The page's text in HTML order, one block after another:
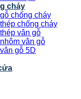
cháy
chống cháy
chống cháy
vân gỗ
vân gỗ
gỗ 5D